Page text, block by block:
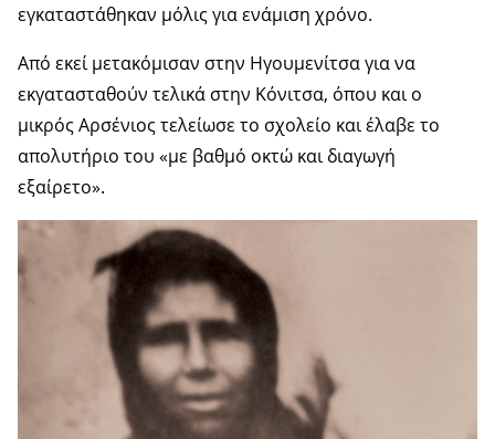
εγκαταστάθηκαν μόλις για ενάμιση χρόνο.
Από εκεί μετακόμισαν στην Ηγουμενίτσα για να
εκγατασταθούν τελικά στην Κόνιτσα, όπου και ο
μικρός Αρσένιος τελείωσε το σχολείο και έλαβε το
απολυτήριο του «με βαθμό οκτώ και διαγωγή
εξαίρετο».